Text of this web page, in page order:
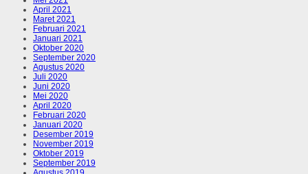
April 2021
Maret 2021
Februari 2021
Januari 2021
Oktober 2020
September 2020
Agustus 2020
Juli 2020
Juni 2020
Mei 2020
April 2020
Februari 2020
Januari 2020
Desember 2019
November 2019
Oktober 2019
September 2019